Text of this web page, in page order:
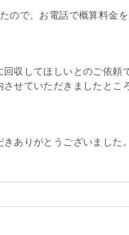
ので、お電話で概算料金
回収してほしいとのご依頼
せていただきましたとこ
ありがとうございました。